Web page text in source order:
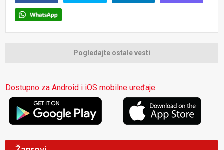
Pogledajte ostale vesti
Dostupno za Android i iOS mobilne uređaje